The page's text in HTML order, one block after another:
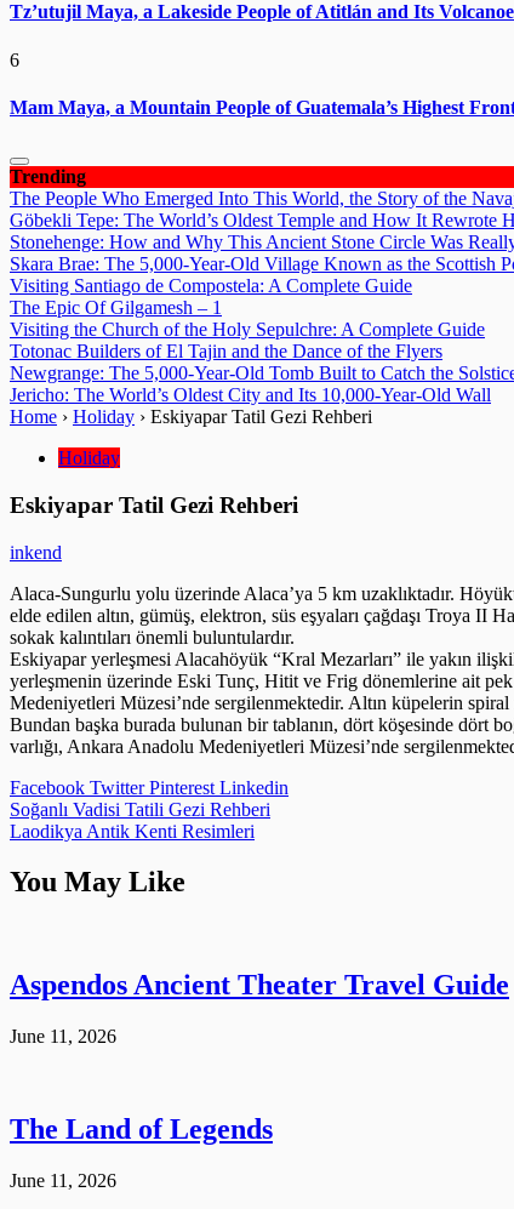
Tz’utujil Maya, a Lakeside People of Atitlán and Its
6
Mam Maya, a Mountain People of Guatemala’s Highest
Trending
The People Who Emerged Into This World, the Story of the
Göbekli Tepe: The World’s Oldest Temple and How It Rewrote
Stonehenge: How and Why This Ancient Stone Circle Was
Skara Brae: The 5,000-Year-Old Village Known as the Scottish
Visiting Santiago de Compostela: A Complete Guide
The Epic Of Gilgamesh – 1
Visiting the Church of the Holy Sepulchre: A Complete Guide
Totonac Builders of El Tajin and the Dance of the Flyers
Newgrange: The 5,000-Year-Old Tomb Built to Catch the
Jericho: The World’s Oldest City and Its 10,000-Year-Old Wall
Home › Holiday › Eskiyapar Tatil Gezi Rehberi
Holiday
Eskiyapar Tatil Gezi Rehberi
inkend
Alaca-Sungurlu yolu üzerinde Alaca’ya 5 km uzaklıktadır.
elde edilen altın, gümüş, elektron, süs eşyaları çağdaşı Troya
sokak kalıntıları önemli buluntulardır.
Eskiyapar yerleşmesi Alacahöyük “Kral Mezarları” ile yakın
yerleşmenin üzerinde Eski Tunç, Hitit ve Frig dönemlerine ait
Medeniyetleri Müzesi’nde sergilenmektedir. Altın küpelerin
Bundan başka burada bulunan bir tablanın, dört köşesinde dört
varlığı, Ankara Anadolu Medeniyetleri Müzesi’nde
Facebook Twitter Pinterest Linkedin
Post
navigation
Soğanlı Vadisi Tatili Gezi Rehberi
Laodikya Antik Kenti Resimleri
You May Like
Aspendos Ancient Theater Travel Guide
June 11, 2026
The Land of Legends
June 11, 2026